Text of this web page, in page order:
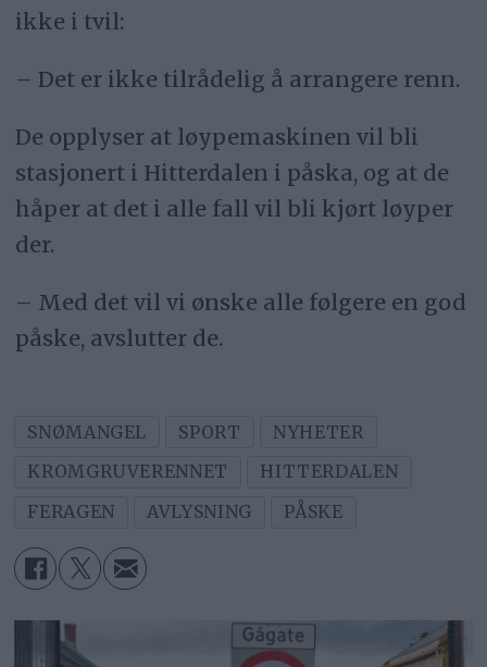
ikke i tvil:
– Det er ikke tilrådelig å arrangere renn.
De opplyser at løypemaskinen vil bli
stasjonert i Hitterdalen i påska, og at de
håper at det i alle fall vil bli kjørt løyper
der.
– Med det vil vi ønske alle følgere en god
påske, avslutter de.
SNØMANGEL SPORT
NYHETER
KROMGRUVERENNET
HITTERDALEN
FERAGEN
AVLYSNING PÅSKE